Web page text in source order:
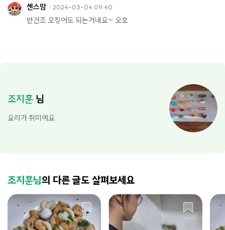
센스맘 2024-03-04 09:40
반건조 오징어도 되는거네요~ 오호
조지훈 님
요리가 취미예요
조지훈님의 다른 글도 살펴보세요